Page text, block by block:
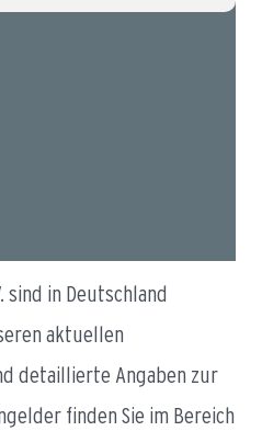
sind in Deutschland
aktuellen
detaillierte Angaben zur
finden Sie im Bereich